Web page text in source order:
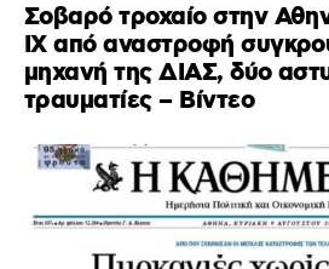
Σοβαρό τροχαίο στην
ΙΧ από αναστροφή
μηχανή της ΔΙΑΣ, δύο
τραυματίες – Βίντεο